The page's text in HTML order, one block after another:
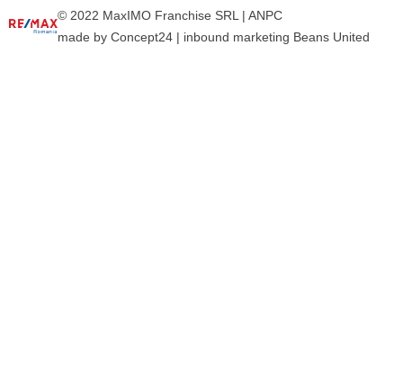
© 2022 MaxIMO Franchise SRL | ANPC
made by Concept24| inbound marketing Beans United